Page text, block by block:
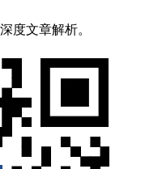
度文章解析。